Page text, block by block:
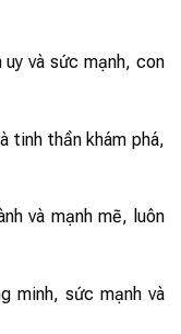
và sức mạnh, con
tinh thần khám phá,
và mạnh mẽ, luôn
minh, sức mạnh và